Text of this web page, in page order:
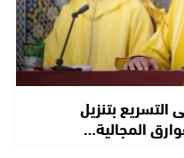
بتنزيل
المجالية…